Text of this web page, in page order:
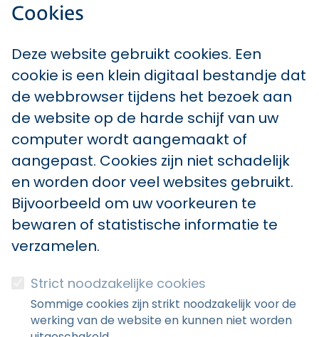
Cookies
Deze website gebruikt cookies. Een
cookie is een klein digitaal bestandje dat
de webbrowser tijdens het bezoek aan
de website op de harde schijf van uw
computer wordt aangemaakt of
aangepast. Cookies zijn niet schadelijk
en worden door veel websites gebruikt.
Bijvoorbeeld om uw voorkeuren te
bewaren of statistische informatie te
verzamelen.
Strict noodzakelijke cookies
Sommige cookies zijn strikt noodzakelijk voor de
werking van de website en kunnen niet worden